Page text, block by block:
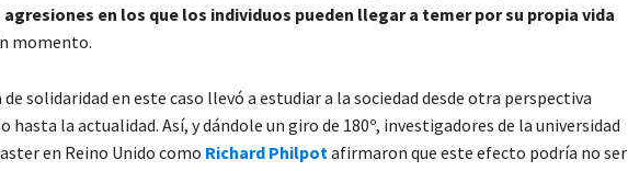
agresiones en los que los individuos pueden llegar a temer por su propia vida
momento.
solidaridad en este caso llevó a estudiar a la sociedad desde otra perspectiva
hasta la actualidad. Así, y dándole un giro de 180º, investigadores de la universidad
en Reino Unido como Richard Philpotafirmaron que este efecto podría no ser